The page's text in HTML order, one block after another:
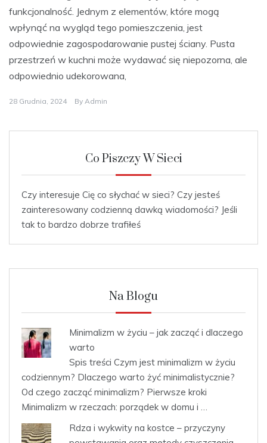
funkcjonalność. Jednym z elementów, które mogą
wpłynąć na wygląd tego pomieszczenia, jest
odpowiednie zagospodarowanie pustej ściany. Pusta
przestrzeń w kuchni może wydawać się niepozorna, ale
odpowiednio udekorowana,
28 Grudnia, 2024 By Admin
Co Piszczy W Sieci
Czy interesuje Cię co słychać w sieci? Czy jesteś
zainteresowany codzienną dawką wiadomości? Jeśli
tak to bardzo dobrze trafiłeś
Na Blogu
Minimalizm w życiu – jak zacząć i dlaczego
warto
Spis treści Czym jest minimalizm w życiu
codziennym? Dlaczego warto żyć minimalistycznie?
Od czego zacząć minimalizm? Pierwsze kroki
Minimalizm w rzeczach: porządek w domu i …
Rdza i wykwity na kostce – przyczyny